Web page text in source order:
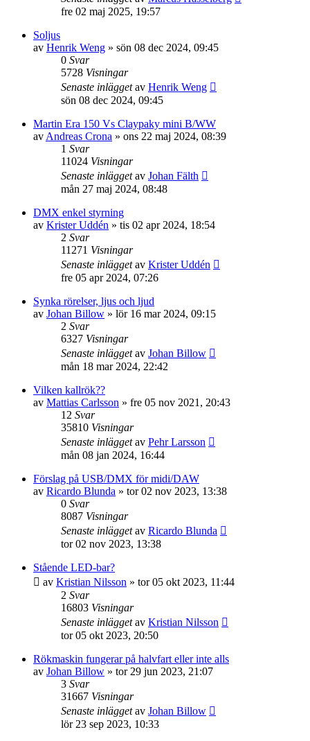
fre 02 maj 2025, 19:57
Soljus
av Henrik Weng » sön 08 dec 2024, 09:45
0 Svar
5728 Visningar
Senaste inläggetav Henrik Weng
sön 08 dec 2024, 09:45
Martin Era 150 Vs Claypaky mini B/WW
avAndreas Crona » ons 22 maj 2024, 08:39
1 Svar
11024 Visningar
Senaste inläggetav Johan Fälth
mån 27 maj 2024, 08:48
DMX enkel styrning
av Krister Uddén » tis 02 apr 2024, 18:54
2 Svar
11271 Visningar
Senaste inläggetav Krister Uddén
fre 05 apr 2024, 07:26
Synka rörelser, ljus och ljud
av Johan Billow » lör 16 mar 2024, 09:15
2 Svar
6327 Visningar
Senaste inläggetav Johan Billow
mån 18 mar 2024, 22:42
Vilken kallrök??
av Mattias Carlsson » fre 05 nov 2021, 20:43
12 Svar
35810 Visningar
Senaste inläggetav Pehr Larsson
mån 08 jan 2024, 16:44
Förslag på USB/DMX för midi/DAW
av Ricardo Blunda » tor 02 nov 2023, 13:38
0 Svar
8087 Visningar
Senaste inläggetav Ricardo Blunda
tor 02 nov 2023, 13:38
Stående LED-bar?
av Kristian Nilsson » tor 05 okt 2023, 11:44
2 Svar
16803 Visningar
Senaste inläggetav Kristian Nilsson
tor 05 okt 2023, 20:50
Rökmaskin fungerar på halvfart eller inte alls
av Johan Billow » tor 29 jun 2023, 21:07
3 Svar
31667 Visningar
Senaste inläggetav Johan Billow
lör 23 sep 2023, 10:33